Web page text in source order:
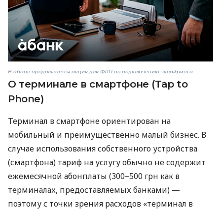
В àбанк продолжается акция для ФЛП по подключению эквайринга
О терминале в смартфоне (Tap to
Phone)
Терминал в смартфоне ориентирован на
мобильный и преимущественно малый бизнес. В
случае использования собственного устройства
(смартфона) тариф на услугу обычно не содержит
ежемесячной абонплаты (300−500 грн как в
терминалах, предоставляемых банками) —
поэтому с точки зрения расходов «терминал в